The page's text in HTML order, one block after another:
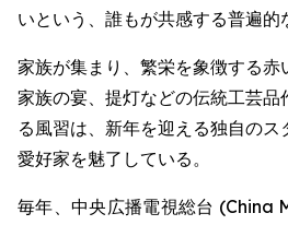
いという、誰もが共感する普遍的
家族が集まり、繁栄を象徴する赤
家族の宴、提灯などの伝統工芸品
る風習は、新年を迎える独自の
愛好家を魅了している。
毎年、中央広播電視総台 (China